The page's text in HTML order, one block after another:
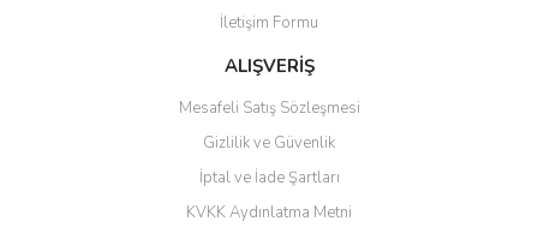
hızlı güvenli bir alışveriş oldu
Yalçın Kaya | 20/06/2026
ahmet yiğit | 29/04/2026
İletişim Formu
ALIŞVERİŞ
Mesafeli Satış Sözleşmesi
Gizlilik ve Güvenlik
İptal ve İade Şartları
KVKK Aydınlatma Metni